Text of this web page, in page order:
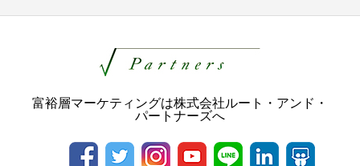
富裕層マーケティングは株式会社ルート・アンド・
パートナーズへ